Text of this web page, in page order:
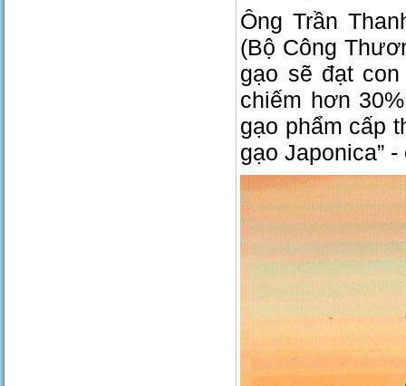
Ông Trần
(Bộ Công
gạo sẽ đạt
chiếm hơn
gạo phẩm cấp
gạo Japonica”